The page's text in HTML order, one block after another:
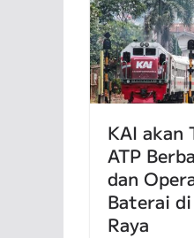
KAI akan
ATP
dan
Baterai
Raya